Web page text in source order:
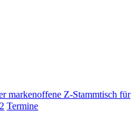
markenoffene Z-Stammtisch für
Termine